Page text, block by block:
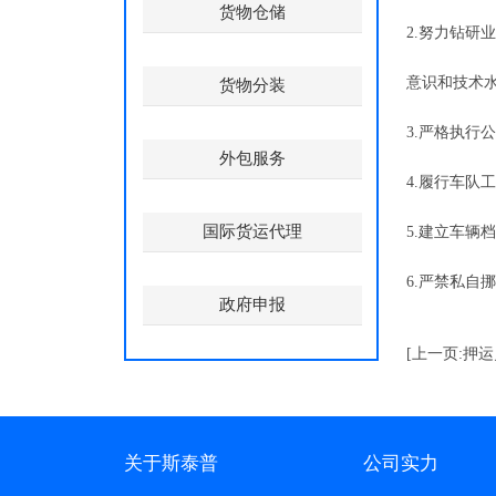
货物仓储
货物分装
外包服务
国际货运代理
政府申报
2.努力钻研
意识和技术
3.严格执行
4.履行车队
5.建立车辆
6.严禁私自
[上一页:押
关于斯泰普 公司实力